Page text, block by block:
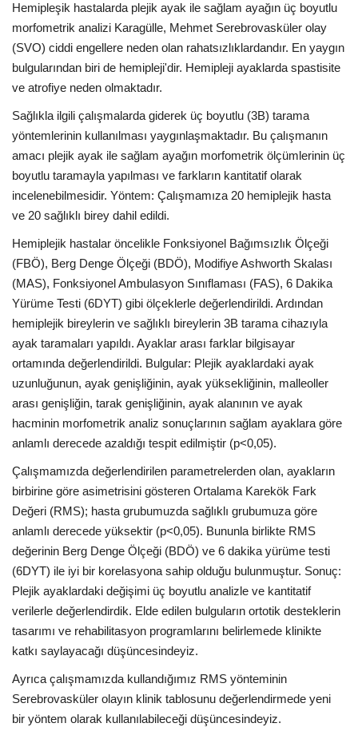
Makaleler
Programlar
Yazılımlar
Bilgiler
Veritabanı
Hemipleşik hastalarda plejik ayak ile sağlam ayağın üç boyutlu
morfometrik analizi Karagülle, Mehmet Serebrovasküler olay
(SVO) ciddi engellere neden olan rahatsızlıklardandır. En yaygın
bulgularından biri de hemipleji'dir. Hemipleji ayaklarda spastisite
ve atrofiye neden olmaktadır.
Sağlıkla ilgili çalışmalarda giderek üç boyutlu (3B) tarama
yöntemlerinin kullanılması yaygınlaşmaktadır. Bu çalışmanın
amacı plejik ayak ile sağlam ayağın morfometrik ölçümlerinin üç
boyutlu taramayla yapılması ve farkların kantitatif olarak
incelenebilmesidir. Yöntem: Çalışmamıza 20 hemiplejik hasta
ve 20 sağlıklı birey dahil edildi.
Hemiplejik hastalar öncelikle Fonksiyonel Bağımsızlık Ölçeği
(FBÖ), Berg Denge Ölçeği (BDÖ), Modifiye Ashworth Skalası
(MAS), Fonksiyonel Ambulasyon Sınıflaması (FAS), 6 Dakika
Yürüme Testi (6DYT) gibi ölçeklerle değerlendirildi. Ardından
hemiplejik bireylerin ve sağlıklı bireylerin 3B tarama cihazıyla
ayak taramaları yapıldı. Ayaklar arası farklar bilgisayar
ortamında değerlendirildi. Bulgular: Plejik ayaklardaki ayak
uzunluğunun, ayak genişliğinin, ayak yüksekliğinin, malleoller
arası genişliğin, tarak genişliğinin, ayak alanının ve ayak
hacminin morfometrik analiz sonuçlarının sağlam ayaklara göre
anlamlı derecede azaldığı tespit edilmiştir (p<0,05).
Çalışmamızda değerlendirilen parametrelerden olan, ayakların
birbirine göre asimetrisini gösteren Ortalama Karekök Fark
Değeri (RMS); hasta grubumuzda sağlıklı grubumuza göre
anlamlı derecede yüksektir (p<0,05). Bununla birlikte RMS
değerinin Berg Denge Ölçeği (BDÖ) ve 6 dakika yürüme testi
(6DYT) ile iyi bir korelasyona sahip olduğu bulunmuştur. Sonuç:
Plejik ayaklardaki değişimi üç boyutlu analizle ve kantitatif
verilerle değerlendirdik. Elde edilen bulguların ortotik desteklerin
tasarımı ve rehabilitasyon programlarını belirlemede klinikte
katkı saylayacağı düşüncesindeyiz.
Ayrıca çalışmamızda kullandığımız RMS yönteminin
Serebrovasküler olayın klinik tablosunu değerlendirmede yeni
bir yöntem olarak kullanılabileceği düşüncesindeyiz.